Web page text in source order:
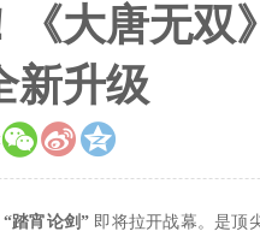
购卡充
游戏专题
《大唐无双
新升级

“踏宵论剑” 即将拉开战幕。是顶